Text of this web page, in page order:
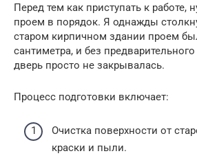
Перед тем как приступать к работе,
проем в порядок. Я однажды
старом кирпичном здании проем
сантиметра, и без
дверь просто не закрывалась.
Процесс подготовки включает:
Очистка поверхности от
краски и пыли.